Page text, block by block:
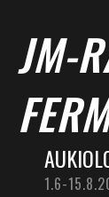
JM-
1.6-